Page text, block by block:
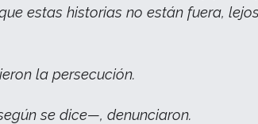
estas historias no están fuera,
la persecución.
se dice—, denunciaron.